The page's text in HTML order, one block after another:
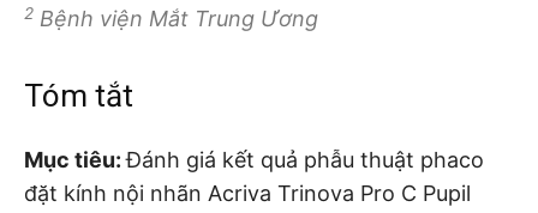
2 Bệnh viện Mắt Trung Ương
Tóm tắt
Mục tiêu:Đánh giá kết quả phẫu thuật phaco
đặt kính nội nhãn Acriva Trinova Pro C Pupil